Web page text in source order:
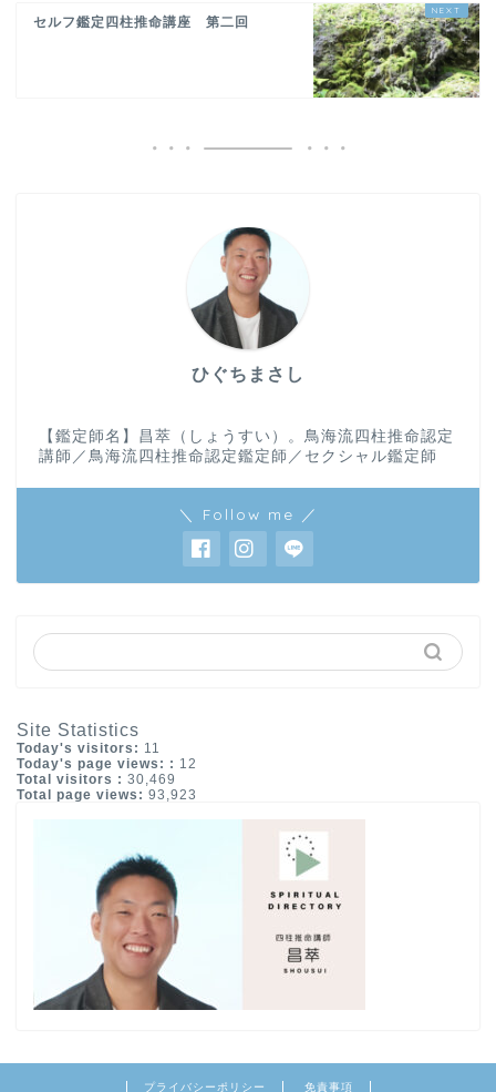
セルフ鑑定四柱推命講座 第二回
ひぐちまさし
【鑑定師名】昌萃（しょうすい）。鳥海流四柱推命認定
講師／鳥海流四柱推命認定鑑定師／セクシャル鑑定師
＼ Follow me ／
Site Statistics
Today's visitors: 11
Today's page views: : 12
Total visitors : 30,469
Total page views: 93,923
プライバシーポリシー 免責事項